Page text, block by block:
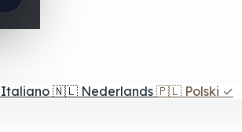
Italiano 🇳🇱 Nederlands 🇵🇱 Polski ✓